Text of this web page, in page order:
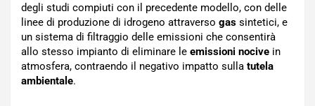
degli studi compiuti con il precedente modello, con delle
linee di produzione di idrogeno attraverso gas sintetici, e
un sistema di filtraggio delle emissioni che consentirà
allo stesso impianto di eliminare le emissioni nocive in
atmosfera, contraendo il negativo impatto sulla tutela
ambientale.